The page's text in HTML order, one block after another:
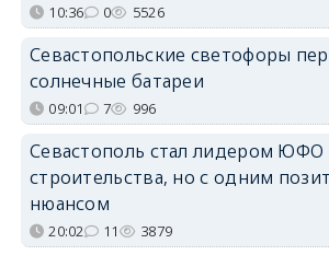
10:36 0 5526
Севастопольские светофоры
солнечные батареи
09:01 7 996
Севастополь стал лидером
строительства, но с одним
нюансом
20:02 11 3879